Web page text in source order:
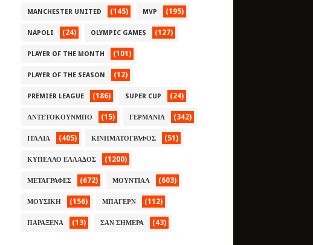
MANCHESTER UNITED (145) MVP (195)
NAPOLI (24) OLYMPIC GAMES (127)
PLAYER OF THE MONTH (101)
PLAYER OF THE SEASON (12)
PREMIER LEAGUE (186) SUPER CUP (24)
ΑΝΤΕΤΟΚΟΥΝΜΠΟ (15) ΓΕΡΜΑΝΙΑ (342)
ΙΤΑΛΙΑ (405) ΚΙΝΗΜΑΤΟΓΡΑΦΟΣ (51)
ΚΥΠΕΛΛΟ ΕΛΛΑΔΟΣ (1200)
ΜΕΤΑΓΡΑΦΕΣ (672) ΜΟΥΝΤΙΑΛ (603)
ΜΟΥΣΙΚΗ (156) ΜΠΑΓΕΡΝ (112)
ΠΑΡΑΞΕΝΑ (13) ΣΑΝ ΣΗΜΕΡΑ (43)